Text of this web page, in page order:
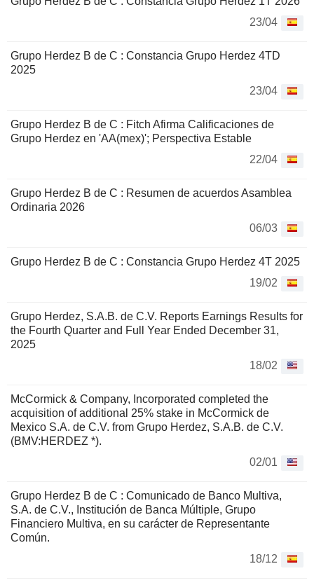
23/04
Grupo Herdez B de C : Constancia Grupo Herdez 4TD
2025
23/04
Grupo Herdez B de C : Fitch Afirma Calificaciones de
Grupo Herdez en 'AA(mex)'; Perspectiva Estable
22/04
Grupo Herdez B de C : Resumen de acuerdos Asamblea
Ordinaria 2026
06/03
Grupo Herdez B de C : Constancia Grupo Herdez 4T 2025
19/02
Grupo Herdez, S.A.B. de C.V. Reports Earnings Results for
the Fourth Quarter and Full Year Ended December 31,
2025
18/02
McCormick & Company, Incorporated completed the
acquisition of additional 25% stake in McCormick de
Mexico S.A. de C.V. from Grupo Herdez, S.A.B. de C.V.
(BMV:HERDEZ *).
02/01
Grupo Herdez B de C : Comunicado de Banco Multiva,
S.A. de C.V., Institución de Banca Múltiple, Grupo
Financiero Multiva, en su carácter de Representante
Común.
18/12